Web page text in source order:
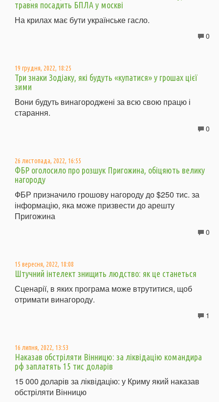
травня посадить БПЛА у москві
На крилах має бути українське гасло.
0
19 грудня, 2022, 18:25
Три знаки Зодіаку, які будуть «купатися» у грошах цієї
зими
Вони будуть винагороджені за всю свою працю і
старання.
0
26 листопада, 2022, 16:55
ФБР оголосило про розшук Пригожина, обіцяють велику
нагороду
ФБР призначило грошову нагороду до $250 тис. за
інформацію, яка може призвести до арешту
Пригожина
0
15 вересня, 2022, 18:08
Штучний інтелект знищить людство: як це станеться
Сценарії, в яких програма може втрутитися, щоб
отримати винагороду.
1
16 липня, 2022, 13:53
Наказав обстріляти Вінницю: за ліквідацію командира
рф заплатять 15 тис доларів
15 000 доларів за ліквідацію: у Криму який наказав
обстріляти Вінницю